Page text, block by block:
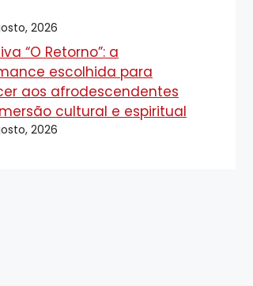
2026
“O Retorno”: a
escolhida para
aos afrodescendentes
cultural e espiritual
2026